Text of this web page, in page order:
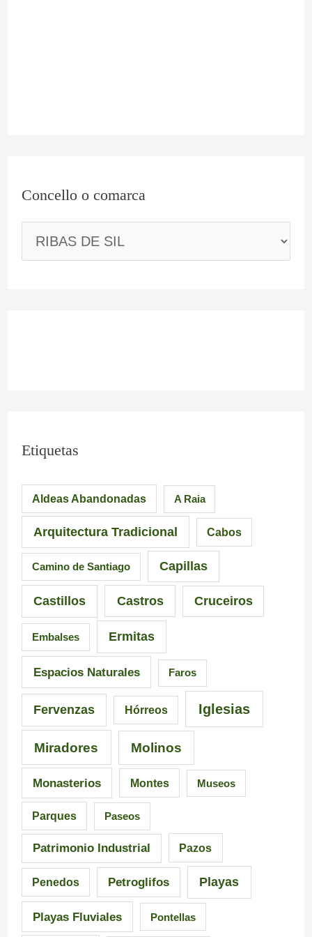
Concello o comarca
Etiquetas
Aldeas Abandonadas A Raia
Arquitectura Tradicional Cabos
Camino de Santiago Capillas
Castillos Castros Cruceiros
Embalses Ermitas
Espacios Naturales Faros
Fervenzas Hórreos Iglesias
Miradores Molinos
Monasterios Montes Museos
Parques Paseos
Patrimonio Industrial Pazos
Penedos Petroglifos Playas
Playas Fluviales Pontellas